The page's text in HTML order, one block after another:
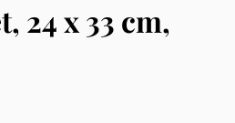
24 x 33 cm,